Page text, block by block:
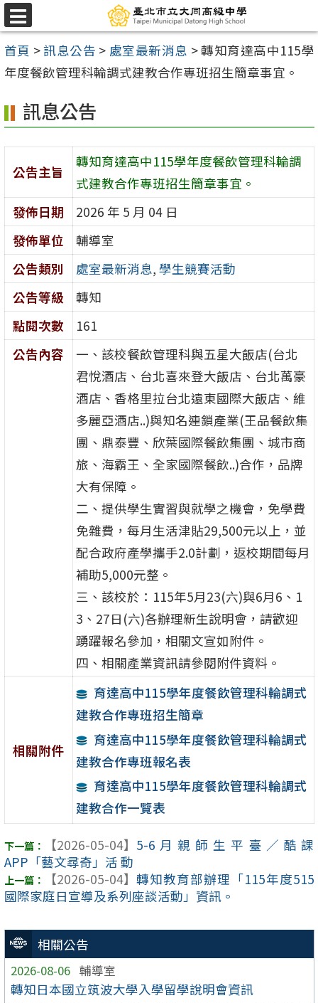
跳
至
主
要
容
區
選
單
首頁 >訊息公告 > 處室最新消息 >轉知育達高中115學
年度餐飲管理科輪調式建教合作專班招生簡章事宜。
相關公告
2026-08-06 輔導室
轉知日本國立筑波大學入學留學說明會資訊
訊息公告
公告主旨
轉知育達高中115學年度餐飲管理科輪調
式建教合作專班招生簡章事宜。
發佈日期
2026 年 5 月 04 日
發佈單位
輔導室
公告類別
處室最新消息, 學生競賽活動
公告等級
轉知
點閱次數
161
公告內容
一、該校餐飲管理科與五星大飯店(台北
君悅酒店、台北喜來登大飯店、台北萬豪
酒店、香格里拉台北遠東國際大飯店、維
多麗亞酒店..)與知名連鎖產業(王品餐飲集
團、鼎泰豐、欣葉國際餐飲集團、城市商
旅、海霸王、全家國際餐飲..)合作，品牌
大有保障。
二、提供學生實習與就學之機會，免學費
免雜費，每月生活津貼29,500元以上，並
配合政府產學攜手2.0計劃，返校期間每月
補助5,000元整。
三、該校於：115年5月23(六)與6月6、1
3、27日(六)各辦理新生說明會，請歡迎
踴躍報名參加，相關文宣如附件。
四、相關產業資訊請參閱附件資料。
相關附件
育達高中115學年度餐飲管理科輪調式
建教合作專班招生簡章
育達高中115學年度餐飲管理科輪調式
建教合作專班報名表
育達高中115學年度餐飲管理科輪調式
建教合作一覽表
【2026-05-04】 5-6月親師生平臺／酷課
APP「藝文尋奇」活 動
【2026-05-04】 轉知教育部辦理「115年度515
國際家庭日宣導及系列座談活動」資訊。